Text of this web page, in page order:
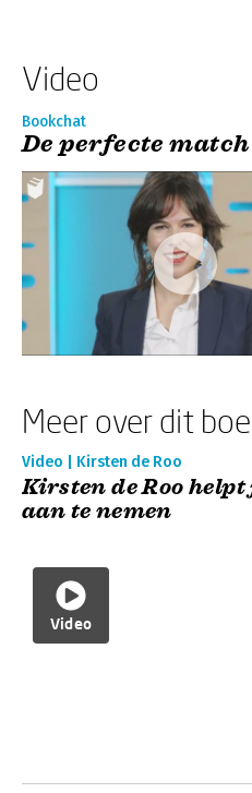
Video
Bookchat
De perfecte match
Meer over dit
Video | Kirsten de Roo
Kirsten de Roo
aan te nemen
Video